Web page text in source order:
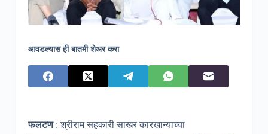
आवडल्यास ही बातमी शेअर करा
फलटण : श्रीराम सहकारी साखर कारखान्याच्या